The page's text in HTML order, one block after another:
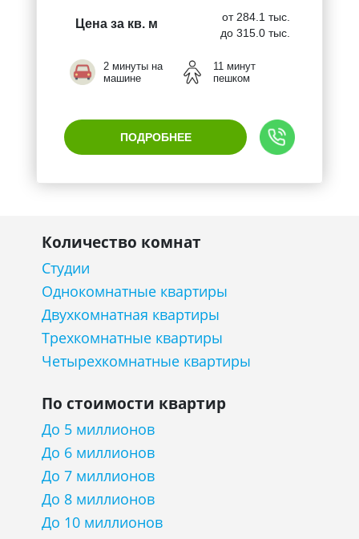
Цена за кв. м
от 284.1 тыс.
до 315.0 тыс.
2 минуты на
машине
11 минут
пешком
ПОДРОБНЕЕ
Количество комнат
Студии
Однокомнатные квартиры
Двухкомнатная квартиры
Трехкомнатные квартиры
Четырехкомнатные квартиры
По стоимости квартир
До 5 миллионов
До 6 миллионов
До 7 миллионов
До 8 миллионов
До 10 миллионов